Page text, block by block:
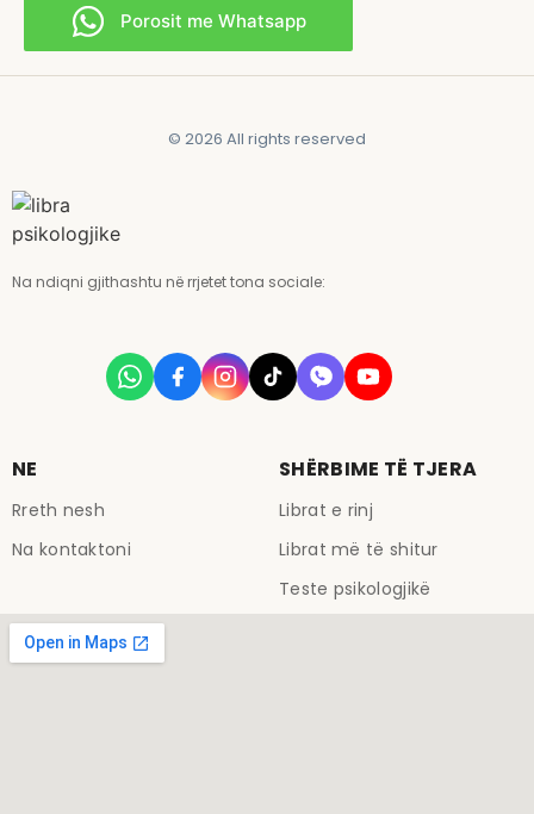
Porosit me Whatsapp
© 2026 All rights reserved
Na ndiqni gjithashtu në rrjetet tona sociale:
NE
Rreth nesh
Na kontaktoni
SHËRBIME TË TJERA
Librat e rinj
Librat më të shitur
Teste psikologjikë